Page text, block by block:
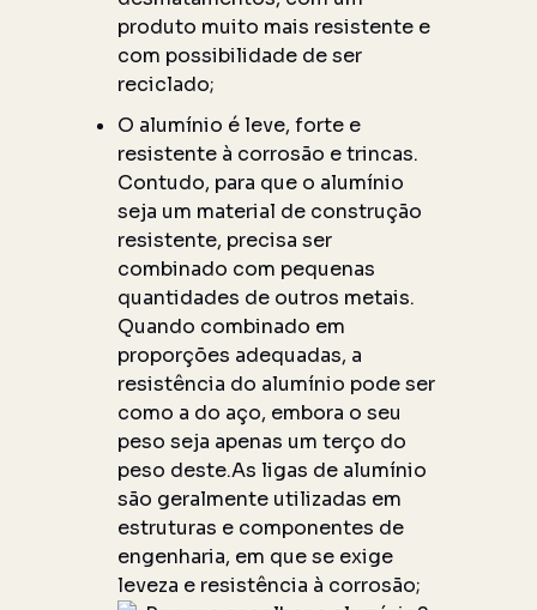
produto muito mais resistente e
com possibilidade de ser
reciclado;
O alumínio é leve, forte e
resistente à corrosão e trincas.
Contudo, para que o alumínio
seja um material de construção
resistente, precisa ser
combinado com pequenas
quantidades de outros metais.
Quando combinado em
proporções adequadas, a
resistência do alumínio pode ser
como a do aço, embora o seu
peso seja apenas um terço do
peso deste.As ligas de alumínio
são geralmente utilizadas em
estruturas e componentes de
engenharia, em que se exige
leveza e resistência à corrosão;